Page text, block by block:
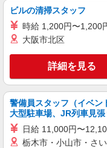
大
キープ
東洋テックビルサービス
マン
本社
クあ月
ビルの清掃スタッフ
時給 1,200円〜1,200
大阪市北区
詳細を見る
警備員スタッフ（イベン
大型駐車場、JR列車見張
日給 11,000円〜
栃木市・小山市・さ